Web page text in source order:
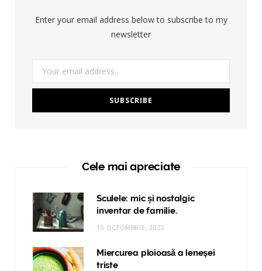
Enter your email address below to subscribe to my
newsletter
Cele mai apreciate
Sculele: mic și nostalgic
inventar de familie.
15 OCTOMBRIE, 2022
Miercurea ploioasă a leneşei
triste